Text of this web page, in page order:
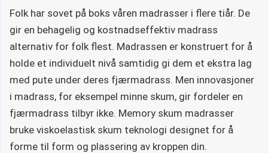
Folk har sovet på boks våren madrasser i flere tiår. De
gir en behagelig og kostnadseffektiv madrass
alternativ for folk flest. Madrassen er konstruert for å
holde et individuelt nivå samtidig gi dem et ekstra lag
med pute under deres fjærmadrass. Men innovasjoner
i madrass, for eksempel minne skum, gir fordeler en
fjærmadrass tilbyr ikke. Memory skum madrasser
bruke viskoelastisk skum teknologi designet for å
forme til form og plassering av kroppen din.